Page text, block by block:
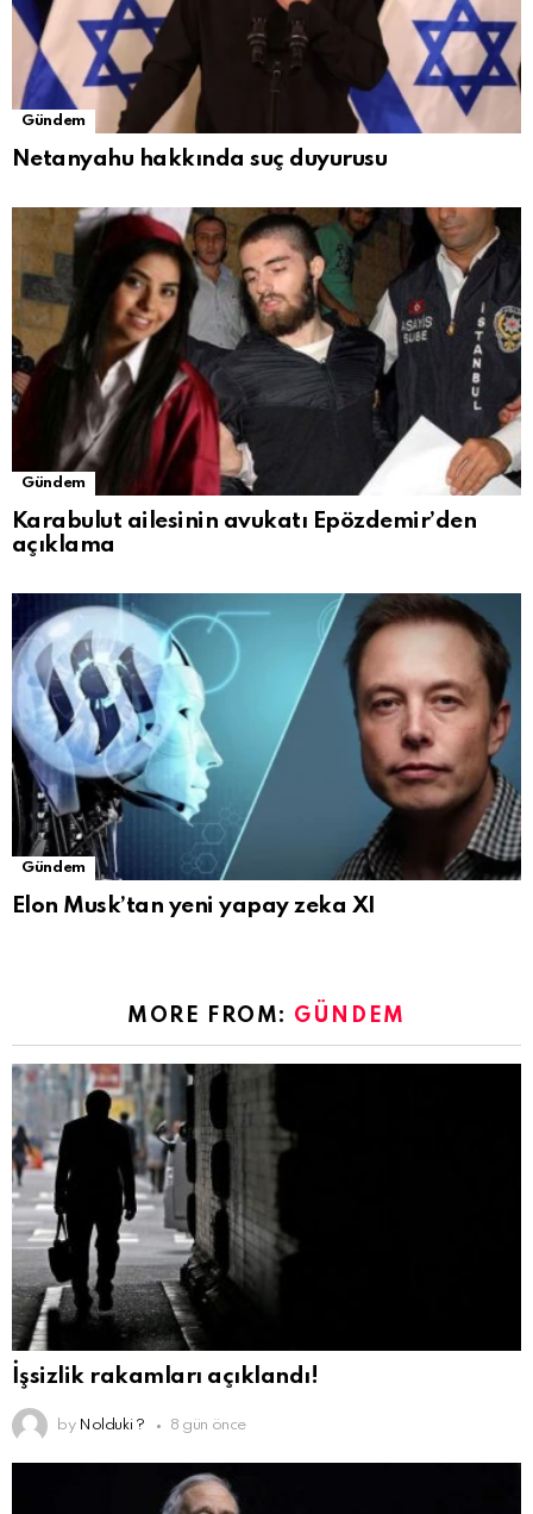
Gündem
Netanyahu hakkında suç duyurusu
Gündem
Karabulut ailesinin avukatı Epözdemir’den
açıklama
Gündem
Elon Musk’tan yeni yapay zeka XI
MORE FROM: GÜNDEM
İşsizlik rakamları açıklandı!
by Nolduki ? 8 gün önce